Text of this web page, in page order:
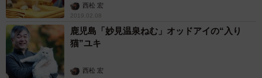
西松 宏
2019.02.08
鹿児島「妙見温泉ねむ」オッドアイの“入り
猫”ユキ
西松 宏